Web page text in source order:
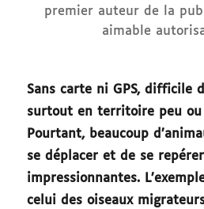
premier auteur de la
aimable
Sans carte ni GPS, difficile
surtout en territoire peu ou
Pourtant, beaucoup
se déplacer et de se
impressionnantes.
celui des oiseaux